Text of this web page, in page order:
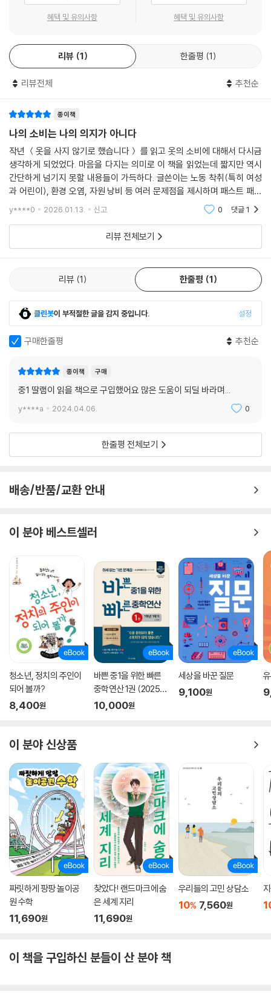
‘노동력 착취’, ‘환경오염’, ‘소비 만능주의’ 등 따라붙는 수식어만 봐도 패스
패션이 산업이 되고 자본주의가 출현하면서 우리의 의생활이 어떻게 변화
했는지를 차근차근 살펴보고, 동시에 유행은 어떻게 만들어졌으며 마침내
패스트 패션이 자리 잡게 된 과정을 통해, 미처 알지 못했던 불편한 진실들
거기에 페이지마다 펼쳐지는 그림 작가 이해정의 다채롭고 시선을 이끄는
일러스트는 이해를 도울뿐 아니라 보는 재미까지 선사한다.
나면 저렴한 가격에 이끌려 산 수많은 옷들이 더 이상 옷장 속의 든든한 패
션 아이템이 아닌, 그동안 들리지 않던 노동자들의 비명과 산더미같이 쌓
인 폐기물들을 떠올리게 하는 불편한 아이템이 될지도 모른다.
우리가 입는 옷은 어디서, 어떻게 온 걸까?
우리가 잊고 있던 슬로 패션
접 옷감을 구하고 손수 바느질을 해서 옷을 만들어 있었던 시대가 있었다.
몸에 꼭 맞는 옷을 맞춰 입기 위해선 긴 시간이 소요됐고, 그러다보니 옷은
그러나 산업혁명으로 인한 새로운 기술의 등장과 기술의 발전으로 대량생
산이 가능해지자, 옷도 쉽고 빠르게 생산했으며 가격 또한 저렴해졌다. 패
션에도 새로운 패러다임이 생긴 것이다. 이때부터 테일러(옷을 만드는 전
빠른 유행, 옷에 대한 시각이 변하다!
맞춤복의 시대가 저물고 기성복 시대로 넘어가면서, 패션은 기업화되고 거
사람들이 옷을 자주 사 입을 수 있도록 하기 위한 수단으로 ‘유행’이라는 것
을 끊임없이 만들어냈다. 시대에 머물렀던 유행의 주기를 1년으로, 4계절
하는 수단 혹은 소속된 집단을 나타내는 상징이 되기도 했다. 대부분의 사
어제 산 티셔츠, 오늘 버린 청바지에 담긴 불편한 진실
수 있다. 보통 1∼2주 단위로 신상품을 내놓다 보니 매장은 연중 내내 신상
품 퍼레이드다. 새로운 유행에 저렴한 가격까지. 그러나 이면에는 우리가
미처 몰랐던 사실들이 있다.
패스트 패션이 내세우는 ‘저렴한 가격으로 최신 유행하는 옷을 빠르게 유
통시키기’의 뒷면에는 노동자들의 땀과 피가 있다. 또한 저렴한 가격은 저
품질, 대량생산으로 연결되어 ’한 철만 입고 마는 옷‘들의 쓰레기를 양산했
고, 미처 팔리지 않은 옷들 역시 쓰레기가 되었다.
그렇게 버린 옷이 1년에 자그마치 350억 벌. 쓰레기가 된 옷들은 200년
가까이 썩지 않은 채 우리가 살고 있는 지구에 묻혀있다. 그럼에도 2030
년에는 전 세계 의류 업체들이 지금의 두 배에 달하는 옷을 생산할거라 전
문가들은 말하고 있다.
우리가 유행을 따라가며 느끼는 소소한 기쁨을 묻어두고 진실을 마주한다
는 것은 두려움 혹은 불편함일지도 모른다. 그럼에도 용기 내어 이 책에 담
긴 진실을 마주한다면, 티셔츠 한 장을 사려다가도 잠시 멈칫하거나 옷장
속 쌓여 있는 옷 더미들을 보며 심난해 할지도 모른다. 비록 멈칫하면서도
유혹에 못 이겨 옷을 살지라도 그 멈칫함조차 우린 변화하기 시작하는 것
이다. 한 사람만 변한다고 세상이 달라지진 않을지라도, 한 사람 한 사람의
작은 변화가 모인다면, 어쩌면 우리에겐 세상을 바꿀 수 있는 큰 힘이 생길
지도 모른다.
혜택 및 유의사항 혜택 및 유의사항
리뷰 1 한줄평 1
리뷰전체 추천순
종이책
나의 소비는 나의 의지가 아니다
작년 ＜옷을 사지 않기로 했습니다＞ 를 읽고 옷의 소비에 대해서 다시금
생각하게 되었었다. 마음을 다지는 의미로 이 책을 읽었는데 짧지만 역시
간단하게 넘기지 못할 내용들이 가득하다. 글쓴이는 노동 착취(특히 여성
과 어린이), 환경 오염, 자원 낭비 등 여러 문제점을 제시하며 패스트 패션
산업에 대해 적나라하게 소개한다. 2030년이 되면 전세계에서는 1억 5천
만톤의 옷이 버려
y****0 2026.01.13. 신고 0 댓글1
리뷰 전체보기
리뷰 1 한줄평 1
클린봇이 부적절한 글을 감지 중입니다. 설정
구매한줄평 추천순
종이책 구매
중1 딸램이 읽을 책으로 구입했어요 많은 도움이 되딜 바라며...
y****a 2024.04.06. 0
한줄평 전체보기
배송/반품/교환 안내
이 분야 베스트셀러
청소년, 정치의 주인이
되어 볼까?
8,400원
바쁜 중1을 위한 빠른
중학연산 1권 (2025
년)
10,000원
세상을 바꾼 질문
9,100원
이 분야 신상품
짜릿하게 팡팡 놀이공
원 수학
11,690원
찾았다! 랜드마크에 숨
은 세계 지리
11,690원
우리들의 고민 상담소
10% 7,560원
이 책을 구입하신 분들이 산 분야 책